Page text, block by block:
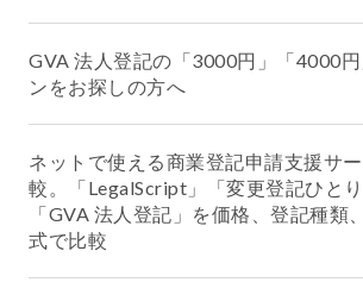
GVA 法人登記の「3000円」「4000
ンをお探しの方へ
ネットで使える商業登記申請支援サ
較。「LegalScript」「変更登記ひとり
「GVA 法人登記」を価格、登記種類
式で比較